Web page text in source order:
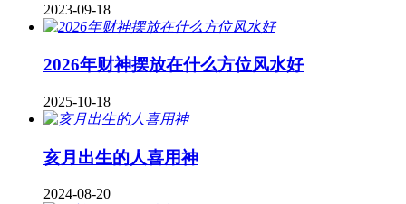
2023-09-18
2026年财神摆放在什么方位风水好
2025-10-18
亥月出生的人喜用神
2024-08-20